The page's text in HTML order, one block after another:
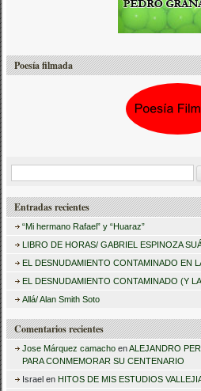
Poesía filmada
s
r
Entradas recientes
“Mi hermano Rafael” y “Huaraz”
LIBRO DE HORAS/ GABRIEL ESPINOZA
EL DESNUDAMIENTO CONTAMINADO EN
EL DESNUDAMIENTO CONTAMINADO (Y
Allá/ Alan Smith Soto
Comentarios recientes
Jose Márquez camacho enALEJANDRO
PARA CONMEMORAR SU CENTENARIO
Israel en HITOS DE MIS ESTUDIOS